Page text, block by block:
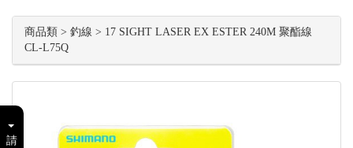
請
商品類 > 釣線 > 17 SIGHT LASER EX ESTER 240M 聚酯線
CL-L75Q